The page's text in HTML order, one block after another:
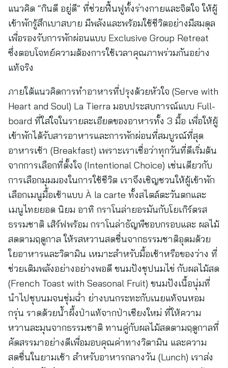
แนวคิด “กินดี อยู่ดี” ที่ช่วยฟื้นฟูทั้งร่างกายและจิตใจ ให้ผู้
เข้าพักรู้สึกเบาสบาย มีพลังและพร้อมใช้ชีวิตอย่างมีสมดุล
เพื่อรองรับการพักผ่อนแบบ Exclusive Group Retreat
ซึ่งตอบโจทย์ความต้องการใช้เวลาคุณภาพร่วมกันอย่าง
แท้จริง
ภายใต้แนวคิดการทำอาหารที่ปรุงด้วยหัวใจ (Serve with
Heart and Soul) La Tierra มอบประสบการณ์แบบ Full-
board ที่ใส่ใจในรายละเอียดของอาหารทั้ง 3 มื้อ เพื่อให้ผู้
เข้าพักได้รับสารอาหารและการพักผ่อนที่สมบูรณ์ที่สุด
อาหารเช้า (Breakfast) เพราะเราเชื่อว่าทุกวันที่ดีเริ่มต้น
จากการเลือกที่ตั้งใจ (Intentional Choice) เช่นเดียวกับ
การเลือกมุมมองในการใช้ชีวิต เราจึงเชิญชวนให้ผู้เข้าพัก
เลือกเมนูมื้อเช้าแบบ À la carte ทั้งสไตล์ตะวันตกและ
เมนูไทยยอด นิยม อาทิ กราโนล่ายอรมันกับโยเกิร์ตรส
ธรรมชาติ เสิร์ฟพร้อม กราโนล่าธัญพืชอบกรอบและ ผลไม้
สดตามฤดูกาล ให้รสหวานสดชื่นจากธรรมชาติอุดมด้วย
ใยอาหารและวิตามิน เหมาะสำหรับมื้อเช้าหรือของว่าง ที่
ช่วยเติมพลังอย่างอย่างพอดี ขนมปังชุปนมไข่ กับผลไม้สด
(French Toast with Seasonal Fruit) ขนมปังเนื้อนุ่มที่
นำไปชุบนมจนชุ่มฉ่ำ ย่างบนกระทะกับเนยแท้จนหอม
กรุ่น ราดด้วยน้ำผึ้งป่าแท้จากป่าเชียงใหม่ ที่ให้ความ
หวานละมุนจากธรรมชาติ ทานคู่กับผลไม้สดตามฤดูกาลที่
คัดสรรมาอย่างดีเพื่อมอบคุณค่าทางวิตามิน และความ
สดชื่นในยามเช้า สำหรับอาหารกลางวัน (Lunch) เราส่ง